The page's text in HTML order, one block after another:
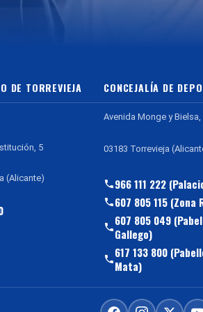
DE TORREVIEJA
5
(Alicante)
CONCEJALÍA DE
Avenida Monge y Bielsa,
03183 Torrevieja
966 111 222
607 805 115 (Zona
607 805 049
Gallego)
617 133 800
Mata)